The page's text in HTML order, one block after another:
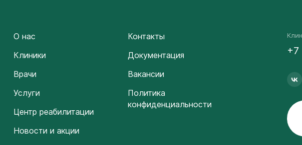
О нас
Клиники
Врачи
Услуги
Центр реабилитации
Новости и акции
Контакты
Документация
Вакансии
Политика
конфиденциальности
+7